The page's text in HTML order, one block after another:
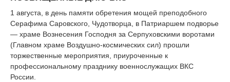
1 августа, в день памяти обретения мощей преподобного
Серафима Саровского, Чудотворца, в Патриаршем подворье
— храме Вознесения Господня за Серпуховскими воротами
(Главном храме Воздушно-космических сил) прошли
торжественные мероприятия, приуроченные к
профессиональному празднику военнослужащих ВКС
России.